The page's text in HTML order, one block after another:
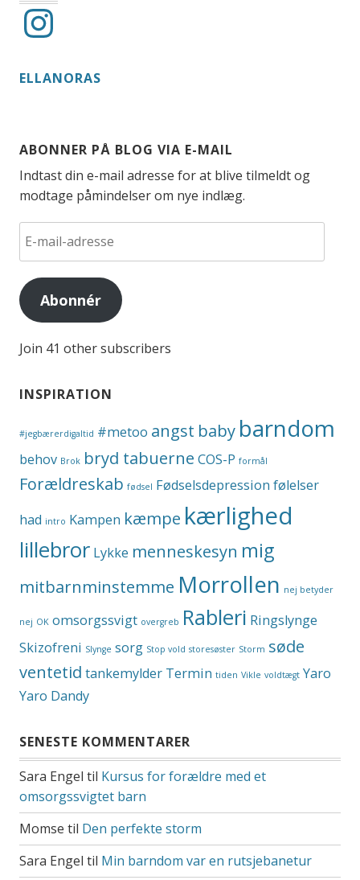
Instagram
ELLANORAS
ABONNER PÅ BLOG VIA E-MAIL
Indtast din e-mail adresse for at blive tilmeldt og
modtage påmindelser om nye indlæg.
mail-
Abonnér
Join 41 other subscribers
INSPIRATION
#jegbærerdigaltid #metoo angst baby barndom
behov Brok bryd tabuerne COS-P formål
Forældreskab fødsel Fødselsdepression følelser
had intro Kampen kæmpe kærlighed
lillebror Lykke menneskesyn mig
mitbarnminstemme Morrollen nej betyder
nej OK omsorgssvigt overgreb Rableri Ringslynge
Skizofreni Slynge sorg Stop vold storesøster Storm søde
ventetid tankemylder Termin tiden Vikle voldtægt Yaro
Yaro Dandy
SENESTE KOMMENTARER
Sara Engel til Kursus for forældre med et
omsorgssvigtet barn
Momse til Den perfekte storm
Sara Engel til Min barndom var en rutsjebanetur